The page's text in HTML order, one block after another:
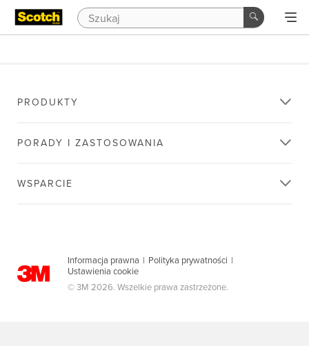
PRODUKTY
PORADY I ZASTOSOWANIA
WSPARCIE
Informacja prawna | Polityka prywatności |
Ustawienia cookie
© 3M 2026. Wszelkie prawa zastrzeżone.